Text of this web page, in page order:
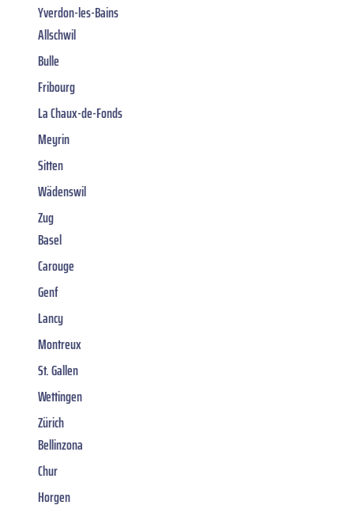
Yverdon-les-Bains
Allschwil
Bulle
Fribourg
La Chaux-de-Fonds
Meyrin
Sitten
Wädenswil
Zug
Basel
Carouge
Genf
Lancy
Montreux
St. Gallen
Wettingen
Zürich
Bellinzona
Chur
Horgen